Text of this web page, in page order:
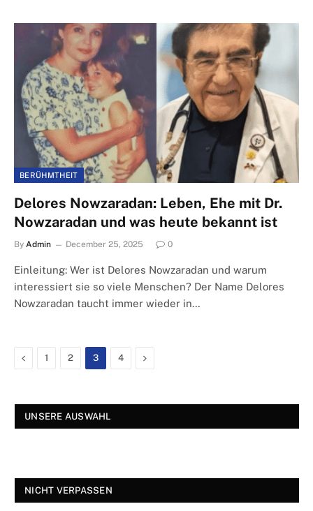
BERÜHMTHEIT
Delores Nowzaradan: Leben, Ehe mit Dr.
Nowzaradan und was heute bekannt ist
By Admin December 25, 2025 0
Einleitung: Wer ist Delores Nowzaradan und warum
interessiert sie so viele Menschen? Der Name Delores
Nowzaradan taucht immer wieder in…
Previous
1 2 3 4 Next
UNSERE AUSWAHL
NICHT VERPASSEN